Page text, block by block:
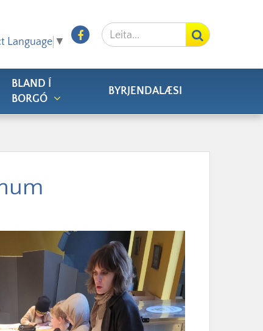
BLAND Í
BORGÓ
BYRJENDALÆSI
Language ▼
Facebook
Leita